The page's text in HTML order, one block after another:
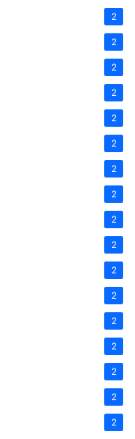
2
2
2
2
2
2
2
2
2
2
2
2
2
2
2
2
2